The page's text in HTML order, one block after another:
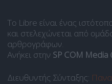
Το Libre είναι ένας
και στελεχώνεται από
αρθρογράφων.
Ανήκει στην SP COM Media
Διευθυντής Σύνταξης: